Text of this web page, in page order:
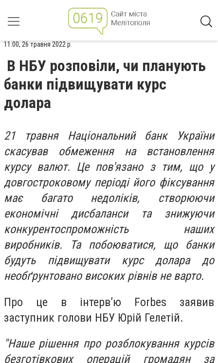
11:00, 26 травня 2022 р.
В НБУ розповіли, чи планують
банки підвищувати курс
долара
21 травня Національний банк України
скасував обмеження на встановлення
курсу валют. Це пов'язано з тим, що у
довгостроковому періоді його фіксування
має багато недоліків, створюючи
економічні дисбаланси та знижуючи
конкурентоспроможність наших
виробників. Та побоюватися, що банки
будуть підвищувати курс долара до
необґрунтовано високих рівнів не варто.
Про це в інтервʼю Forbes заявив
заступник голови НБУ Юрій Гелетій.
"Наше рішення про розблокування курсів
безготівкових операцій громадян за